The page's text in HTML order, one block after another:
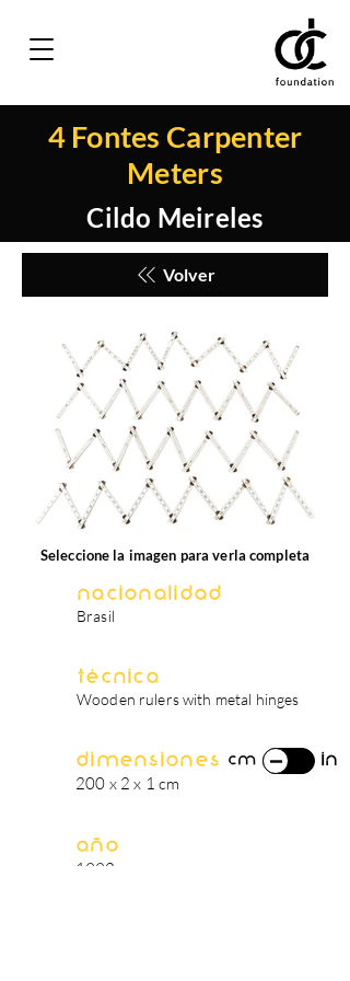
4 Fontes Carpenter
Meters
Cildo Meireles
Volver
Seleccione la imagen para verla completa
Nacionalidad
Brasil
Técnica
Wooden rulers with metal hinges
Dimensiones
200 x 2 x 1 cm
cm in
Año
1992